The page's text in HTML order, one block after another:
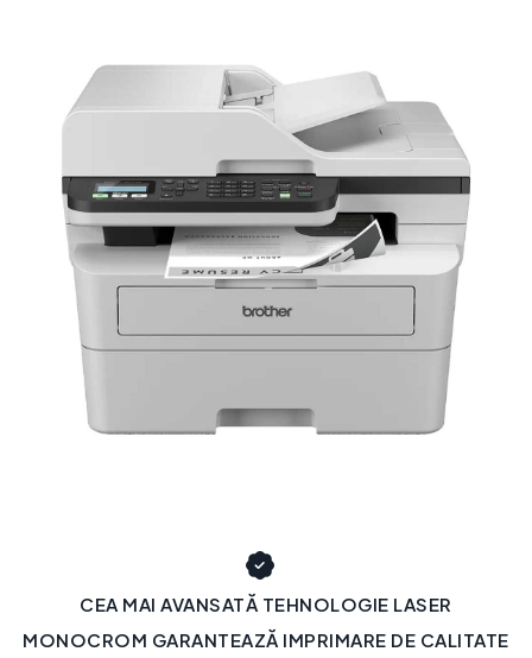
CEA MAI AVANSATĂ TEHNOLOGIE LASER
MONOCROM GARANTEAZĂ IMPRIMARE DE CALITATE